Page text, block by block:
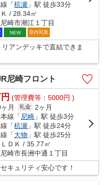
「杭瀬 」駅 徒歩33分
/ 28.34㎡
崎市潮江１丁目
NEW 室内写真
アンデッキで直結できま
尼崎フロント
(管理費等：5000円 )
月 礼金
2ヶ月
線「 尼崎 」駅 徒歩3分
「杭瀬 」駅 徒歩24分
「大物 」駅 徒歩25分
ＤＫ / 35.77㎡
崎市長洲中通１丁目
キュリティ安心です！